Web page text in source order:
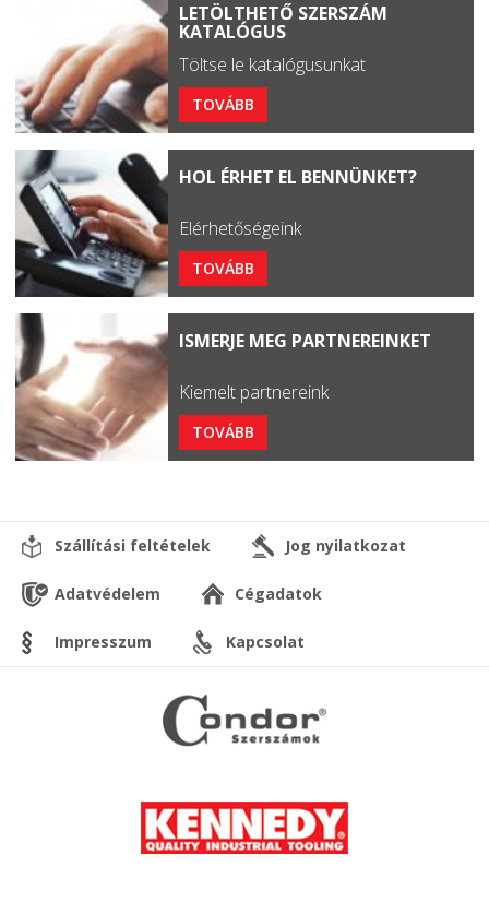
LETÖLTHETŐ SZERSZÁM
KATALÓGUS
Töltse le katalógusunkat
TOVÁBB
HOL ÉRHET EL BENNÜNKET?
Elérhetőségeink
TOVÁBB
ISMERJE MEG PARTNEREINKET
Kiemelt partnereink
TOVÁBB
Szállítási feltételek Jog nyilatkozat
Adatvédelem Cégadatok
Impresszum Kapcsolat